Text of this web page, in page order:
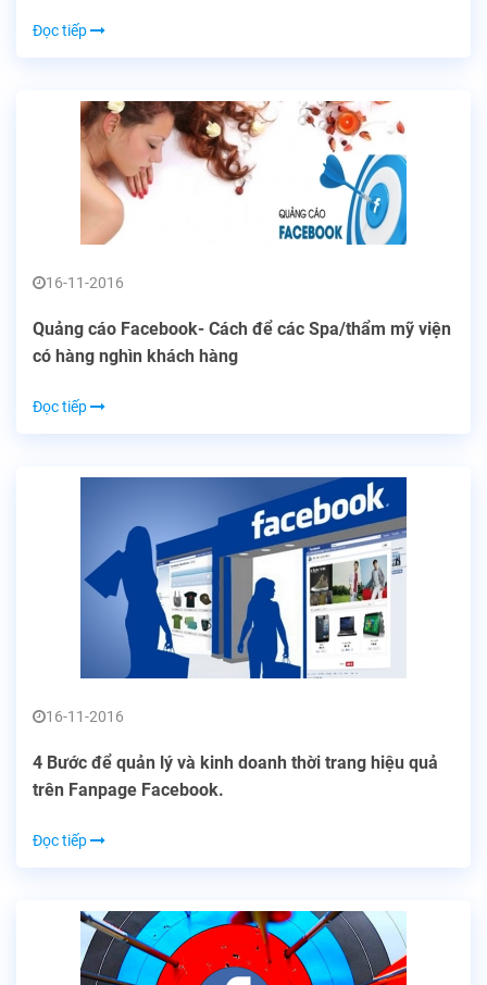
Đọc tiếp
16-11-2016
Quảng cáo Facebook- Cách để các Spa/thẩm mỹ viện
có hàng nghìn khách hàng
Đọc tiếp
16-11-2016
4 Bước để quản lý và kinh doanh thời trang hiệu quả
trên Fanpage Facebook.
Đọc tiếp